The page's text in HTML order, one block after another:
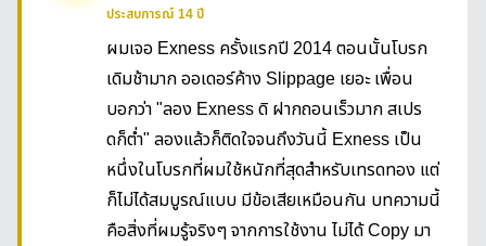
ประสบการณ์ 14 ปี
ผมเจอ Exness ครั้งแรกปี 2014 ตอนนั้นโบรก
เดิมช้ามาก ออเดอร์ค้าง Slippage เยอะ เพื่อน
บอกว่า "ลอง Exness ดิ ฝากถอนเร็วมาก สเปร
ดก็ต่ำ" ลองแล้วก็ติดใจจนถึงวันนี้ Exness เป็น
หนึ่งในโบรกที่ผมใช้หนักที่สุดสำหรับเทรดทอง แต่
ก็ไม่ได้สมบูรณ์แบบ มีข้อเสียเหมือนกัน บทความนี้
คือสิ่งที่ผมรู้จริงๆ จากการใช้งาน ไม่ได้ Copy มา